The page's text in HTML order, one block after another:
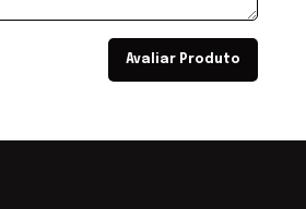
Avaliar Produto